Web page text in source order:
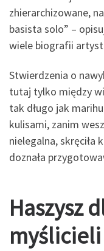
zhierarchizowane,
basista solo” –
wiele biografii
Stwierdzenia o
tutaj tylko między
tak długo jak
kulisami, zanim
nielegalna, skręciła
doznała
Haszysz
myślicieli